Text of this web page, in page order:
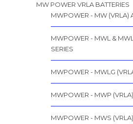
MW POWER VRLA BATTERIES
MWPOWER - MW (VRLA)
MWPOWER - MWL &
SERIES
MWPOWER - MWLG
MWPOWER - MWP
MWPOWER - MWS